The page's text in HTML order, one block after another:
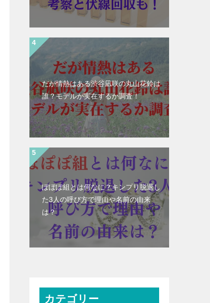
だが情熱はある渋谷凪咲の丸山花鈴は
誰？モデルが実在するか調査！
ぽぽぽ組とは何なに？キンプリ脱退し
た3人の呼び方で理由や名前の由来
は？
カテゴリー